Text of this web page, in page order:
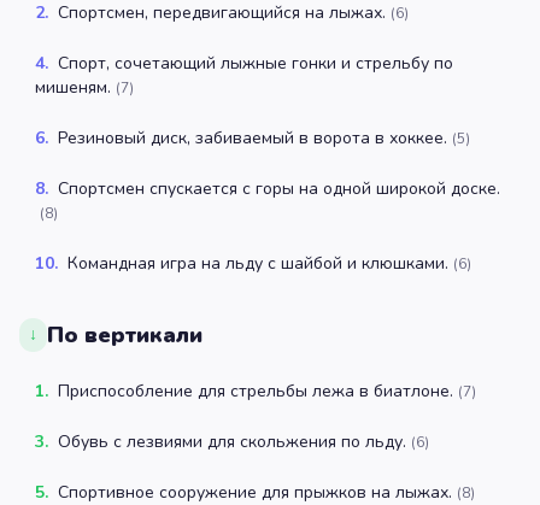
2. Спортсмен, передвигающийся на лыжах. (6)
4. Спорт, сочетающий лыжные гонки и стрельбу по
мишеням. (7)
6. Резиновый диск, забиваемый в ворота в хоккее. (5)
8. Спортсмен спускается с горы на одной широкой доске.
(8)
10. Командная игра на льду с шайбой и клюшками. (6)
↓ По вертикали
1. Приспособление для стрельбы лежа в биатлоне. (7)
3. Обувь с лезвиями для скольжения по льду. (6)
5. Спортивное сооружение для прыжков на лыжах. (8)